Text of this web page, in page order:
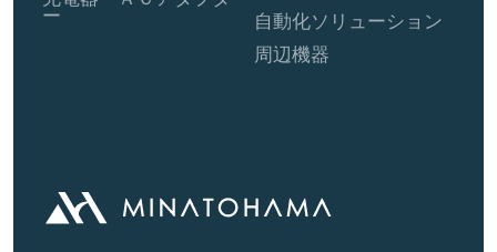
ー
自動化ソリューション
周辺機器